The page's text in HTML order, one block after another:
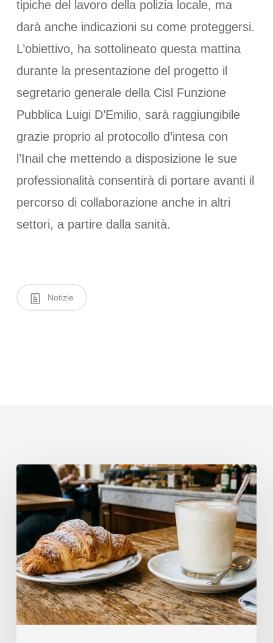
tipiche del lavoro della polizia locale, ma
darà anche indicazioni su come proteggersi.
L’obiettivo, ha sottolineato questa mattina
durante la presentazione del progetto il
segretario generale della Cisl Funzione
Pubblica Luigi D’Emilio, sarà raggiungibile
grazie proprio al protocollo d’intesa con
l’Inail che mettendo a disposizione le sue
professionalità consentirà di portare avanti il
percorso di collaborazione anche in altri
settori, a partire dalla sanità.
Notizie